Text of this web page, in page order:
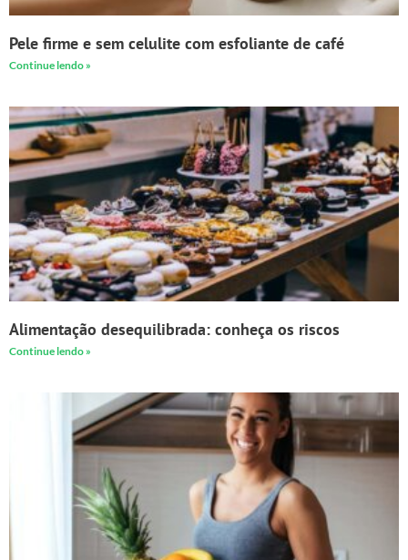
Pele firme e sem celulite com esfoliante de café
Continue lendo »
Alimentação desequilibrada: conheça os riscos
Continue lendo »